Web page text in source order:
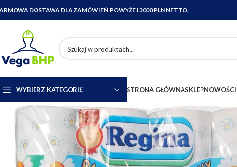
DOSTAWA DLA ZAMÓWIEŃ POWYŻEJ 3000 PLN NETTO.
WYBIERZ KATEGORIĘ STRONA GŁÓWNASKLEPNOWOŚCI